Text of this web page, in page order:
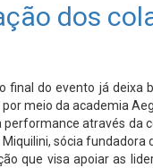
dos
do evento já deixa
meio da academia
através da
sócia fundadora
que visa apoiar as